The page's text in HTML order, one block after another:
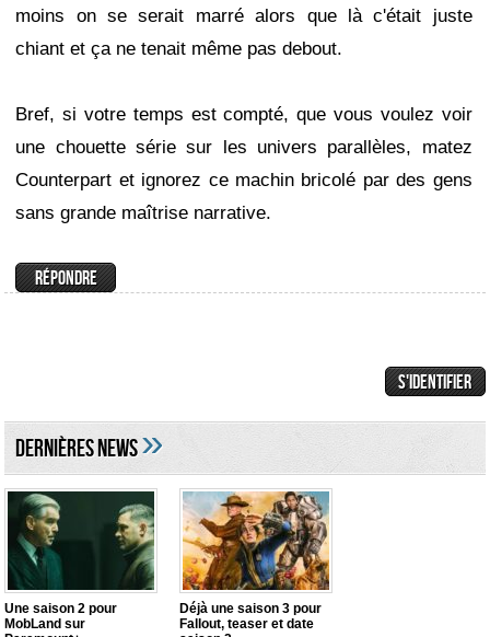
moins on se serait marré alors que là c'était juste
chiant et ça ne tenait même pas debout.
Bref, si votre temps est compté, que vous voulez voir
une chouette série sur les univers parallèles, matez
Counterpart et ignorez ce machin bricolé par des gens
sans grande maîtrise narrative.
DERNIÈRES NEWS»
Une saison 2 pour
MobLand sur
Déjà une saison 3 pour
Fallout, teaser et date